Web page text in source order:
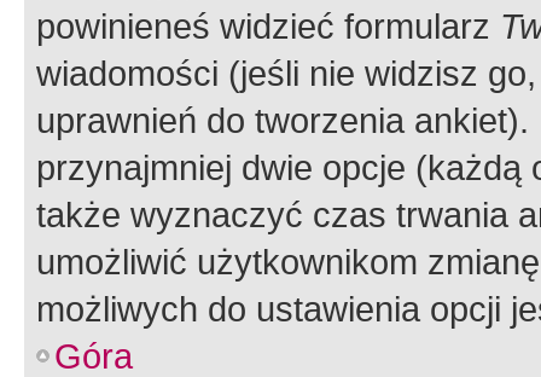
powinieneś widzieć formularz
wiadomości (jeśli nie widzisz
uprawnień do tworzenia
przynajmniej dwie opcje
także wyznaczyć czas trwania
umożliwić użytkownikom
możliwych do ustawienia opcji
Góra